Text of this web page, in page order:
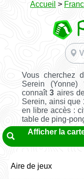
Accueil >
Vous cherchez
Serein
connaît3 aires
Serein, ainsi que
en libre accès :
table de ping-
Afficher la
Aire de jeux